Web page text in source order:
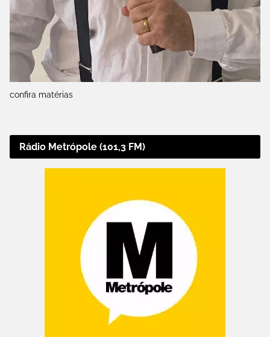
confira matérias
Rádio Metrópole (101,3 FM)